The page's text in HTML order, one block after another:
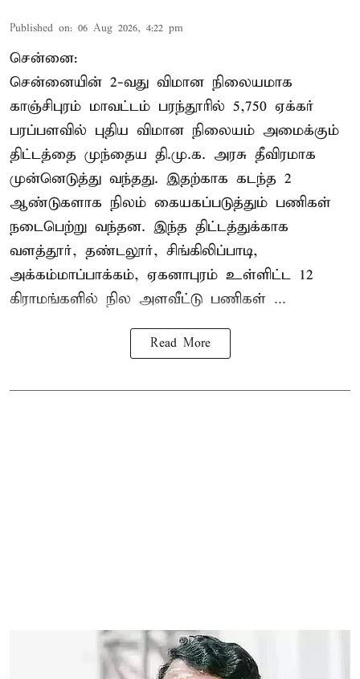
Published on: 06 Aug 2026, 4:22 pm
சென்னை:
சென்னையின் 2-வது விமான நிலையமாக
காஞ்சிபுரம் மாவட்டம் பரந்தூரில் 5,750 ஏக்கர்
பரப்பளவில் புதிய விமான நிலையம் அமைக்கும்
திட்டத்தை முந்தைய தி.மு.க. அரசு தீவிரமாக
முன்னெடுத்து வந்தது. இதற்காக கடந்த 2
ஆண்டுகளாக நிலம் கையகப்படுத்தும் பணிகள்
நடைபெற்று வந்தன. இந்த திட்டத்துக்காக
வளத்தூர், தண்டலூர், சிங்கிலிப்பாடி,
அக்கம்மாப்பாக்கம், ஏகனாபுரம் உள்ளிட்ட 12
கிராமங்களில் நில அளவீட்டு பணிகள் ...
Read More